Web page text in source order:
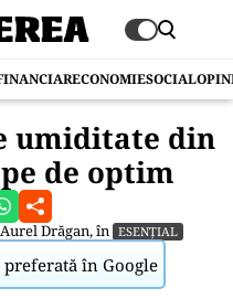
ECONOMIESOCIAL
umiditate din
de optim
Aurel Drăgan, în ESENȚIAL
preferată în Google